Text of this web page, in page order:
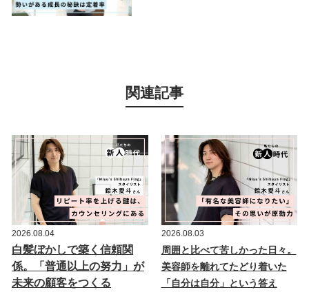
関連記事
2026.08.04
白髪ぼかしで築く信頼関
係。「普通以上の努力」が
未来の顧客をつくる
2026.08.03
周囲と比べて苦しかった日々。
美容師を離れてたどり着いた
「自分は自分」という答え